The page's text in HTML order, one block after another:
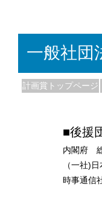
一般社
計画賞トップページ
■後援
内閣府
（一社)
時事通信